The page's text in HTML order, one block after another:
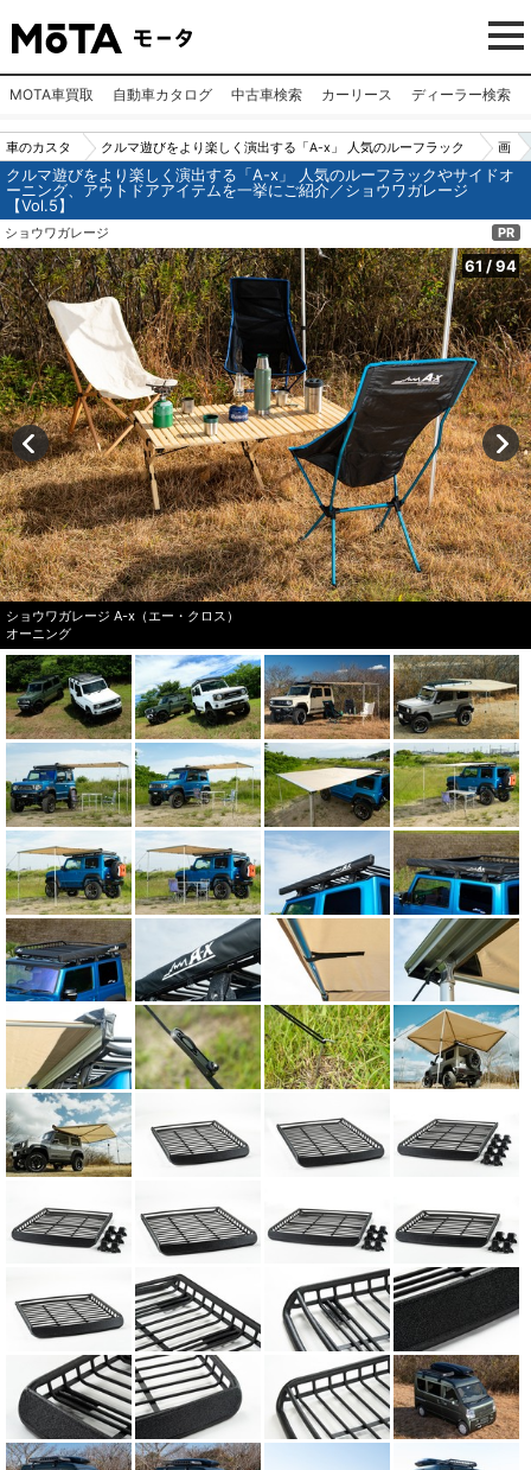
MOTA車買取 自動車カタログ 中古車検索 カーリース ディーラー検索
車のカスタ
ムパーツ
（カー用
品）
クルマ遊びをより楽しく演出する「A-x」 人気のルーフラック
やサイドオーニング、アウトドアアイテムを一挙にご紹介／シ
画
像
o.
61
クルマ遊びをより楽しく演出する「A-x」 人気のルーフラックやサイドオ
ーニング、アウトドアアイテムを一挙にご紹介／ショウワガレージ
【Vol.5】
ショウワガレージ PR
61/94
ショウワガレージ A-x（エー・クロス）
オーニング